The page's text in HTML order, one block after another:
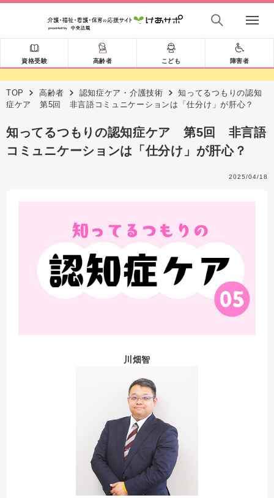
資格受験 高齢者 こども 障害者
TOP 高齢者 認知症ケア・介護技術
知ってるつもりの認知
症ケア 第5回 非言語コミュニケーションは「仕分け」が肝心？
知ってるつもりの認知症ケア 第5回 非言語
コミュニケーションは「仕分け」が肝心？
2025/04/18
川畑智